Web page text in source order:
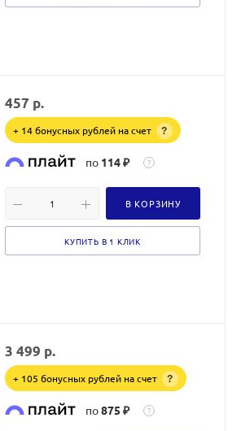
457 р.
+ 14 бонусных рублей на счет ?
по 114 ₽ ?
В КОРЗИНУ
КУПИТЬ В 1 КЛИК
3 499 р.
+ 105 бонусных рублей на счет ?
по875 ₽ ?